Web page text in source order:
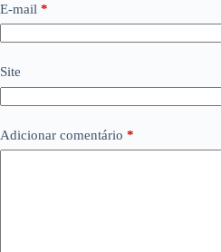
E-mail *
Site
Adicionar comentário *